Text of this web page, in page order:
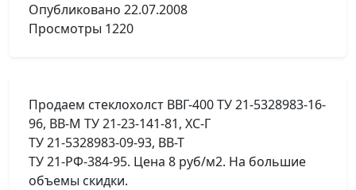
Опубликовано 22.07.2008
Просмотры 1220
Продаем стеклохолст ВВГ-400 ТУ 21-5328983-16-
96, ВВ-М ТУ 21-23-141-81, ХС-Г
ТУ 21-5328983-09-93, ВВ-Т
ТУ 21-РФ-384-95. Цена 8 руб/м2. На большие
объемы скидки.